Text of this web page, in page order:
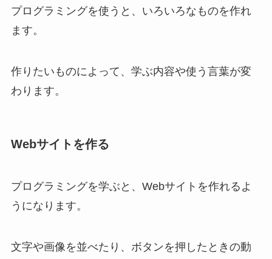
プログラミングを使うと、いろいろなものを作れ
ます。
作りたいものによって、学ぶ内容や使う言葉が変
わります。
Webサイトを作る
プログラミングを学ぶと、Webサイトを作れるよ
うになります。
文字や画像を並べたり、ボタンを押したときの動